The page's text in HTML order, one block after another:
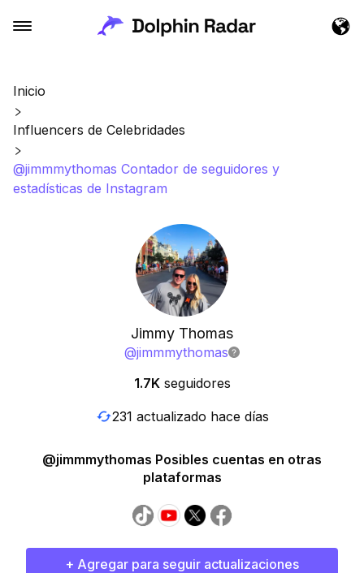
Inicio
Influencers de Celebridades
@jimmmythomas Contador de seguidores y
estadísticas de Instagram
Jimmy Thomas
@jimmmythomas
1.7K seguidores
231 actualizado hace días
@jimmmythomas Posibles cuentas en otras
plataformas
+ Agregar para seguir actualizaciones